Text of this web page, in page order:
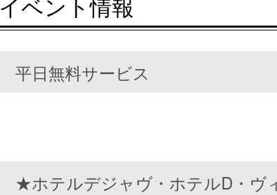
平日無料サービス
★ホテルデジャヴ・ホテルD・ヴ